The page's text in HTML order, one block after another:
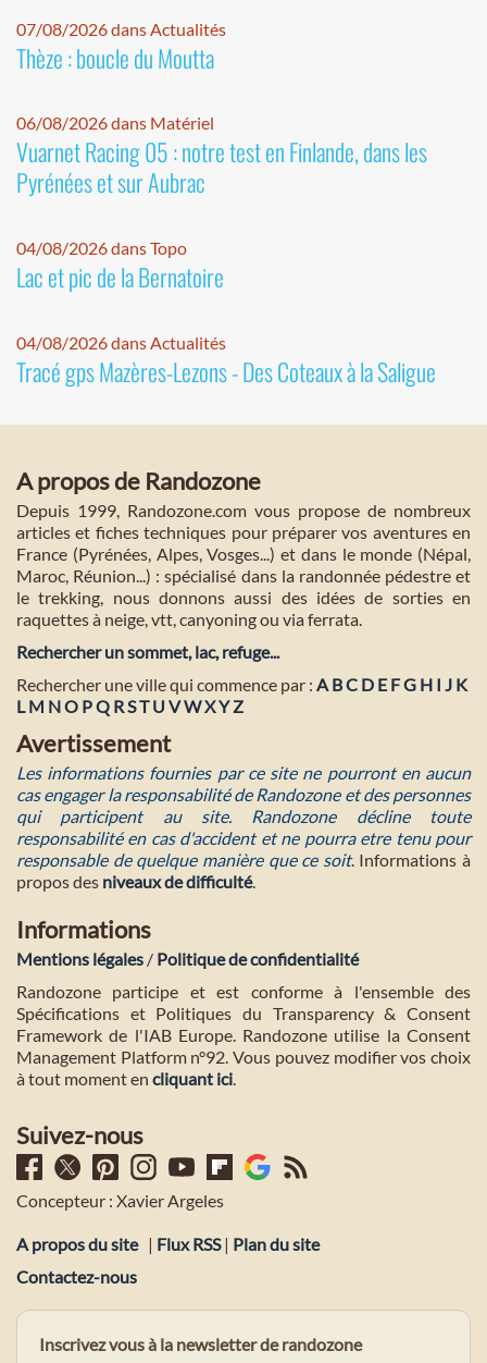
07/08/2026 dans Actualités
Thèze : boucle du Moutta
06/08/2026 dans Matériel
Vuarnet Racing 05 : notre test en Finlande, dans les
Pyrénées et sur Aubrac
04/08/2026 dans Topo
Lac et pic de la Bernatoire
04/08/2026 dans Actualités
Tracé gps Mazères-Lezons - Des Coteaux à la Saligue
A propos de Randozone
Depuis 1999, Randozone.com vous propose de nombreux
articles et fiches techniques pour préparer vos aventures en
France (Pyrénées, Alpes, Vosges...) et dans le monde (Népal,
Maroc, Réunion...) : spécialisé dans la randonnée pédestre et
le trekking, nous donnons aussi des idées de sorties en
raquettes à neige, vtt, canyoning ou via ferrata.
Rechercher un sommet, lac, refuge...
Rechercher une ville qui commence par : A BC D E FG H I J K
L M NO PQ R ST U VWXY Z
Avertissement
Les informations fournies par ce site ne pourront en aucun
cas engager la responsabilité de Randozone et des personnes
qui participent au site. Randozone décline toute
responsabilité en cas d'accident et ne pourra etre tenu pour
responsable de quelque manière que ce soit. Informations à
propos des niveaux de difficulté.
Informations
Mentions légales / Politique de confidentialité
Randozone participe et est conforme à l'ensemble des
Spécifications et Politiques du Transparency & Consent
Framework de l'IAB Europe. Randozone utilise la Consent
Management Platform n°92. Vous pouvez modifier vos choix
à tout moment en cliquant ici
Suivez-nous
Concepteur : Xavier Argeles
A propos du site | Flux RSS| Plan du site
Contactez-nous
Inscrivez vous à la newsletter de randozone